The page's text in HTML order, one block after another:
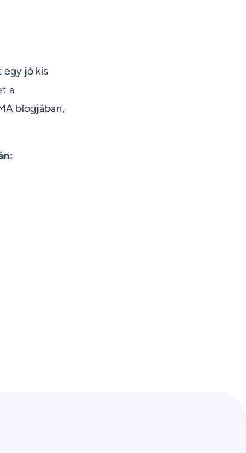
egy jó kis
a
blogjában,